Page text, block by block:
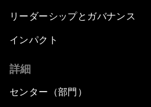
リーダーシップとガバナンス
インパクト
詳細
センター（部門）